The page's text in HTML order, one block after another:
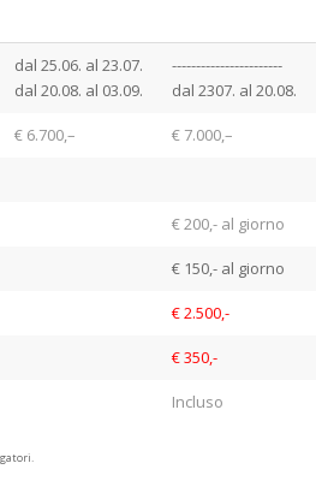
dal 25.06. al 23.07.
dal 20.08. al 03.09.
-----------------------
dal 2307. al 20.08.
€ 6.700,– € 7.000,–
€ 200,- al giorno
€ 150,- al giorno
€ 2.500,-
€ 350,-
Incluso